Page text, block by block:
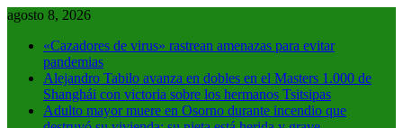
Saltar
contenido
agosto 8, 2026
«Cazadores de virus» rastrean amenazas para evitar
pandemias
Alejandro Tabilo avanza en dobles en el Masters 1.000 de
Shanghái con victoria sobre los hermanos Tsitsipas
Adulto mayor muere en Osorno durante incendio que